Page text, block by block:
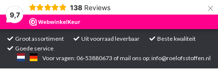
9,7
138 Reviews ×
Groot assortiment Uit voorraad leverbaar
Beste kwaliteit
Goede service
Voor vragen: 06-53880673 of mail ons op:info@roelofsstoffen.nl
Home